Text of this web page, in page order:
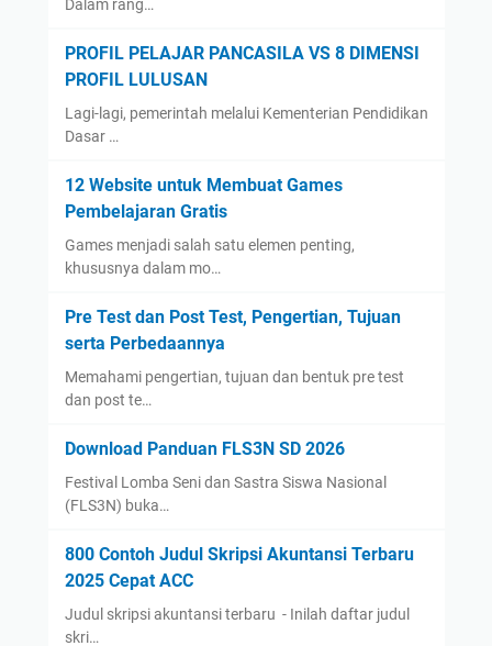
Dalam rang…
PROFIL PELAJAR PANCASILA VS 8 DIMENSI
PROFIL LULUSAN
Lagi-lagi, pemerintah melalui Kementerian Pendidikan
Dasar …
12 Website untuk Membuat Games
Pembelajaran Gratis
Games menjadi salah satu elemen penting,
khususnya dalam mo…
Pre Test dan Post Test, Pengertian, Tujuan
serta Perbedaannya
Memahami pengertian, tujuan dan bentuk pre test
dan post te…
Download Panduan FLS3N SD 2026
Festival Lomba Seni dan Sastra Siswa Nasional
(FLS3N) buka…
800 Contoh Judul Skripsi Akuntansi Terbaru
2025 Cepat ACC
Judul skripsi akuntansi terbaru - Inilah daftar judul
skri…